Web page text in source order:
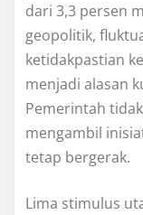
dari 3,3 persen
geopolitik,
ketidakpastian
menjadi alasan
Pemerintah
mengambil
tetap bergerak.
Lima stimulus